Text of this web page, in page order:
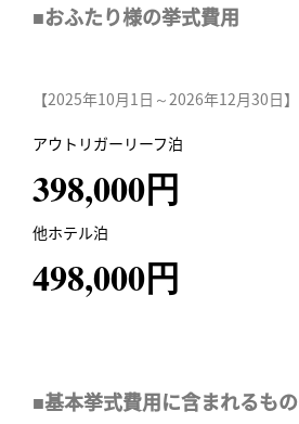
■おふたり様の挙式費用
【2025年10月1日～2026年12月30日】
アウトリガーリーフ泊
398,000円
他ホテル泊
498,000円
■基本挙式費用に含まれるもの